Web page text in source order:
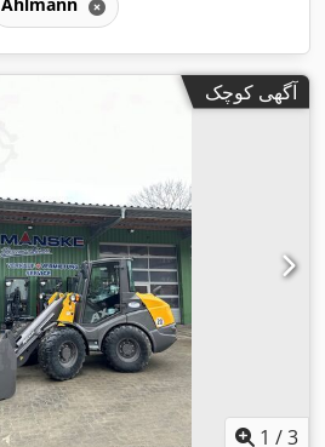
آگهی کوچک
1 /3